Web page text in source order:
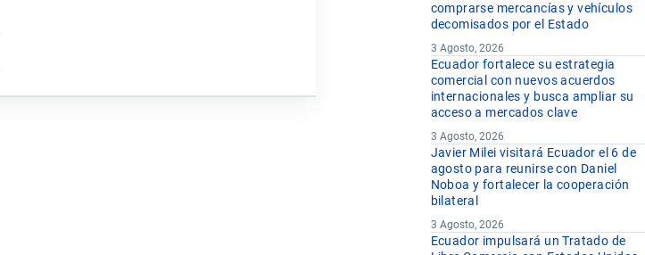
comprarse mercancías y vehículos
decomisados por el Estado
3 Agosto, 2026
Ecuador fortalece su estrategia
comercial con nuevos acuerdos
internacionales y busca ampliar su
acceso a mercados clave
3 Agosto, 2026
Javier Milei visitará Ecuador el 6 de
agosto para reunirse con Daniel
Noboa y fortalecer la cooperación
bilateral
3 Agosto, 2026
Ecuador impulsará un Tratado de